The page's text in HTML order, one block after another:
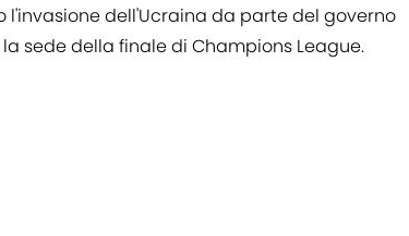
l'invasione dell'Ucraina da parte del governo
sede della finale di Champions League.